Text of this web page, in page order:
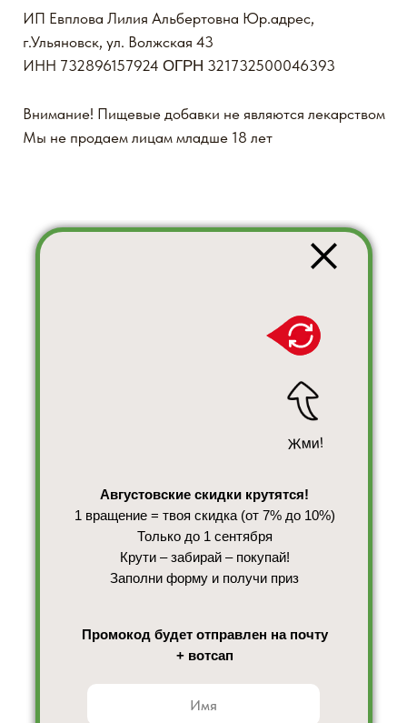
Августовские скидки крутятся!
1 вращение = твоя скидка (от 7% до 10%)
Только до 1 сентября
Крути – забирай – покупай!
Заполни форму и получи приз
Промокод будет отправлен на почту
+ вотсап
Жми!